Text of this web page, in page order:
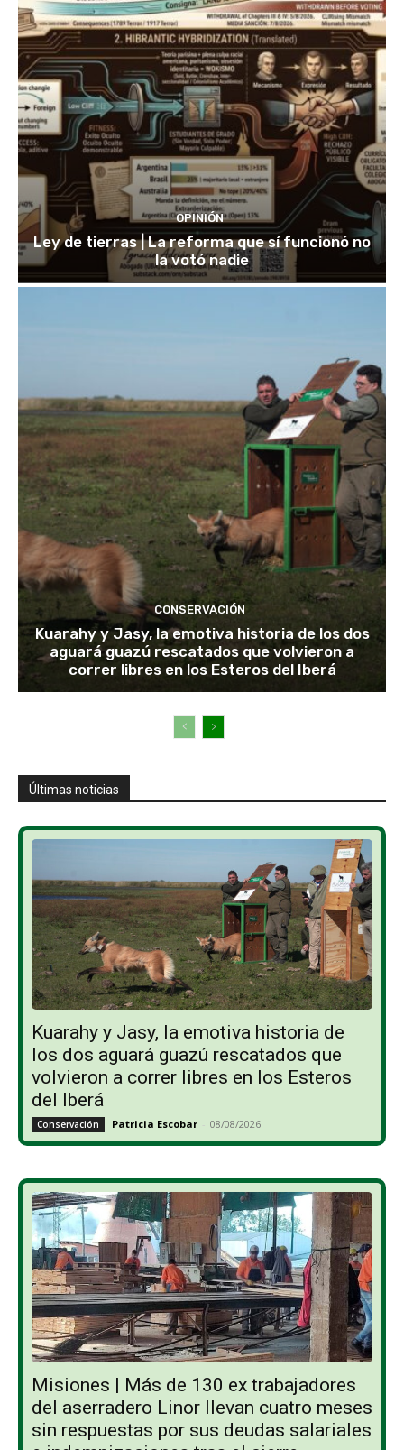
OPINIÓN
Ley de tierras | La reforma que sí funcionó no
la votó nadie
CONSERVACIÓN
Kuarahy y Jasy, la emotiva historia de los dos
aguará guazú rescatados que volvieron a
correr libres en los Esteros del Iberá
Últimas noticias
Kuarahy y Jasy, la emotiva historia de
los dos aguará guazú rescatados que
volvieron a correr libres en los Esteros
del Iberá
Conservación Patricia Escobar - 08/08/2026
Misiones | Más de 130 ex trabajadores
del aserradero Linor llevan cuatro meses
sin respuestas por sus deudas salariales